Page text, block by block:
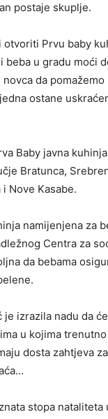
postaje skuplje.
otvoriti Prvu baby
u gradu moći
da
ostane
Baby javna
Bratunca,
Nove Kasabe.
namijenjena za
Centra za
da bebama
je izrazila nadu da
u kojima
dosta zahtjeva
stopa